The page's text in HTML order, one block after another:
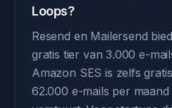
Loops?
Resend en Mailersend
gratis tier van 3.000 e-
Amazon SES is zelfs
62.000 e-mails per maand